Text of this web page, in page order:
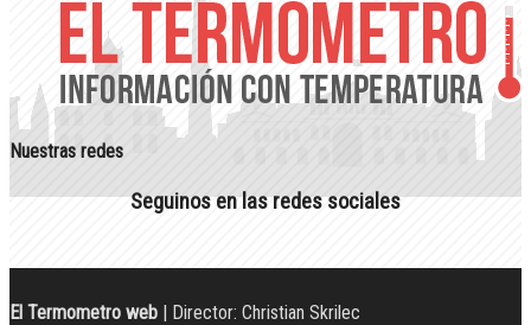
Nuestras redes
Seguinos en las redes sociales
El Termometro web | Director: Christian Skrilec